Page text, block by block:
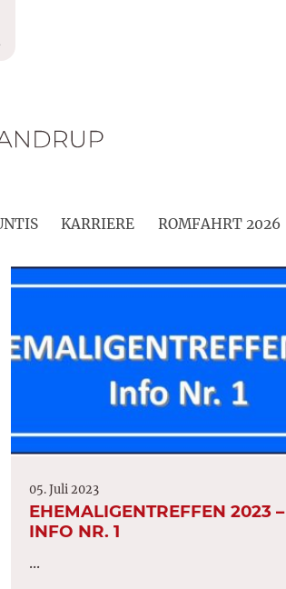
KARRIERE ROMFAHRT 2026
05. Juli 2023
EHEMALIGENTREFFEN 2023 –
INFO NR. 1
...